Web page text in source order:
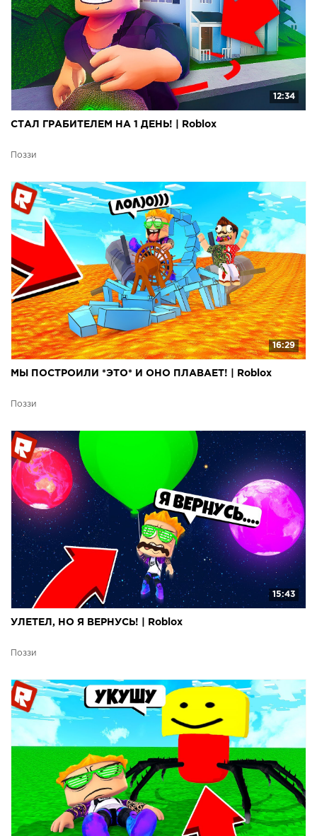
12:34
СТАЛ ГРАБИТЕЛЕМ НА 1 ДЕНЬ! | Roblox
Поззи
16:29
МЫ ПОСТРОИЛИ *ЭТО* И ОНО ПЛАВАЕТ! | Roblox
Поззи
15:43
УЛЕТЕЛ, НО Я ВЕРНУСЬ! | Roblox
Поззи